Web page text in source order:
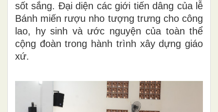
sốt sắng. Đại diện các giới tiến dâng của lễ
Bánh miến rượu nho tượng trưng cho công
lao, hy sinh và ước nguyện của toàn thể
cộng đoàn trong hành trình xây dựng giáo
xứ.